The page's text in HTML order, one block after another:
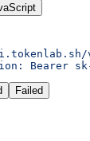
v1/
Bearer
Failed